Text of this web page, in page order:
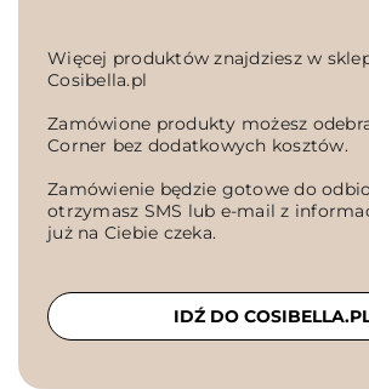
Więcej produktów znajdziesz w
Cosibella.pl
Zamówione produkty możesz
Corner bez dodatkowych kosztów.
Zamówienie będzie gotowe do
otrzymasz SMS lub e-mail z
już na Ciebie czeka.
IDŹ DO